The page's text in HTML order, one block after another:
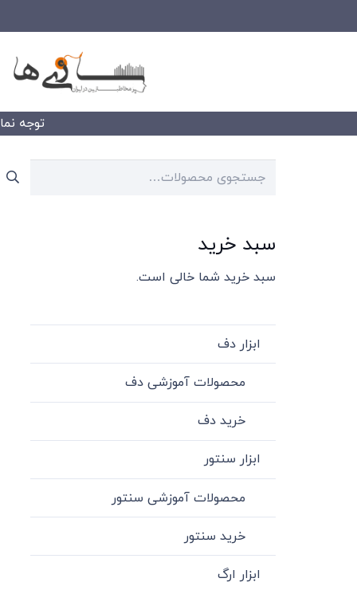
توجه
جستجو
سبد خرید
سبد خرید شما خالی است.
ابزار دف
محصولات آموزشی دف
خرید دف
ابزار سنتور
محصولات آموزشی سنتور
خرید سنتور
ابزار ارگ